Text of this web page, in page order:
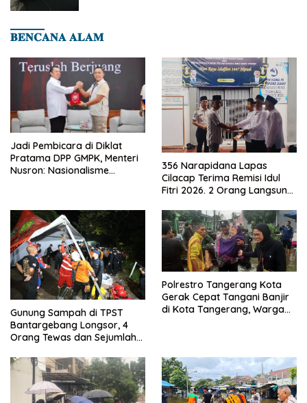
𝐁𝐄𝐍𝐂𝐀𝐍𝐀 𝐀𝐋𝐀𝐌
Jadi Pembicara di Diklat
Pratama DPP GMPK, Menteri
Nusron: Nasionalisme
356 Narapidana Lapas
Cilacap Terima Remisi Idul
Fitri 2026. 2 Orang Langsung
Gunung Sampah di TPST
Bantargebang Longsor, 4
Orang Tewas dan Sejumlah
Polrestro Tangerang Kota
Gerak Cepat Tangani Banjir
di Kota Tangerang, Warga